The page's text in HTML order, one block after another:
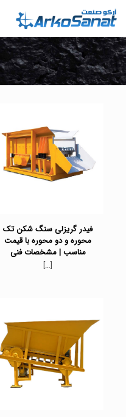
فیدر گریزلی سنگ شکن تک
محوره و دو محوره با قیمت
مناسب | مشخصات فنی
[…]